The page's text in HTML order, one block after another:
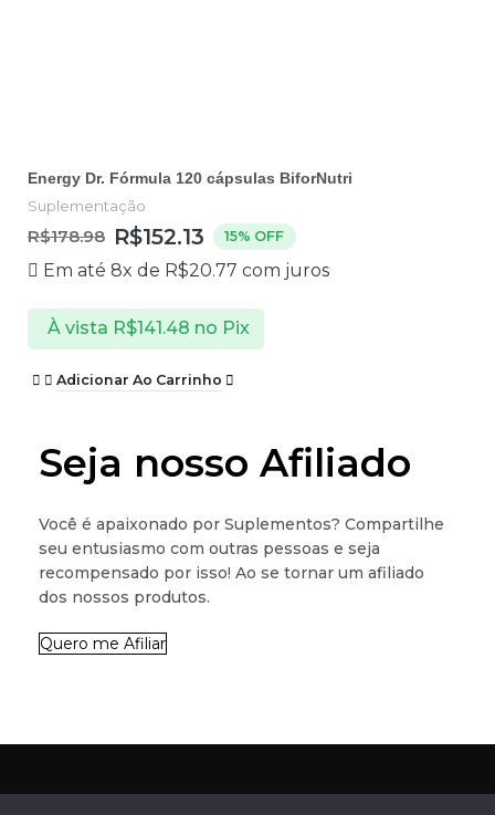
Energy Dr. Fórmula 120 cápsulas BiforNutri
Suplementação
R$178.98 R$152.13 15% OFF
Em até 8x de R$20.77 com juros
À vista R$141.48 no Pix
Adicionar Ao Carrinho
Seja nosso Afiliado
Você é apaixonado por Suplementos? Compartilhe
seu entusiasmo com outras pessoas e seja
recompensado por isso! Ao se tornar um afiliado
dos nossos produtos.
Quero me Afiliar